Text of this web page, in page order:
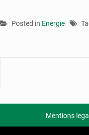
Posted in Energie
Mentions